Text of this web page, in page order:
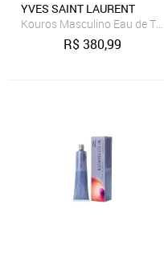
YVES SAINT LAURENT
Kouros Masculino Eau de
R$380,99